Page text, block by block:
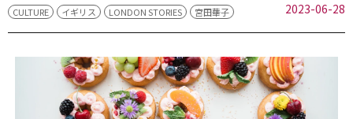
CULTURE イギリス LONDON STORIES 宮田華子 2023-06-28